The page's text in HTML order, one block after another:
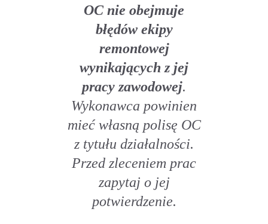
OC nie obejmuje
błędów ekipy
remontowej
wynikających z jej
pracy zawodowej.
Wykonawca powinien
mieć własną polisę OC
z tytułu działalności.
Przed zleceniem prac
zapytaj o jej
potwierdzenie.